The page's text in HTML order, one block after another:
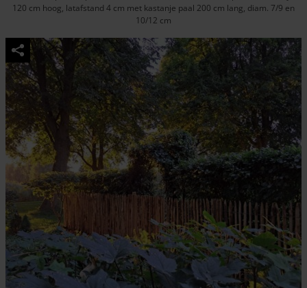
120 cm hoog, latafstand 4 cm met kastanje paal 200 cm lang, diam. 7/9 en
10/12 cm